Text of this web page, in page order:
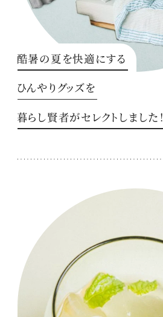
酷暑の夏を快適にする
ひんやりグッズを
暮らし賢者がセレクトしました！